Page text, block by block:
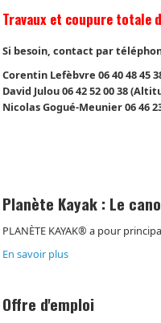
Travaux et coupure totale
Si besoin, contact par
Corentin Lefèbvre 06 40 48 45
David Julou 06 42 52 00 38
Nicolas Gogué-Meunier 06 46
Planète Kayak : Le
PLANÈTE KAYAK® a pour
En savoir plus
Offre d'emploi